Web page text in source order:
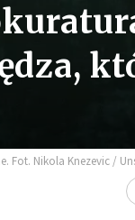
Fot. Nikola Knezevic /